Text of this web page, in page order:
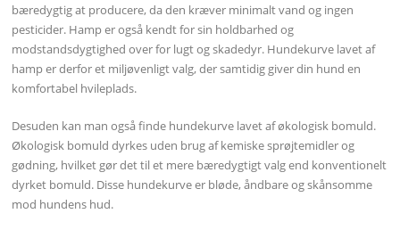
bæredygtig at producere, da den kræver minimalt vand og ingen
pesticider. Hamp er også kendt for sin holdbarhed og
modstandsdygtighed over for lugt og skadedyr. Hundekurve lavet af
hamp er derfor et miljøvenligt valg, der samtidig giver din hund en
komfortabel hvileplads.
Desuden kan man også finde hundekurve lavet af økologisk bomuld.
Økologisk bomuld dyrkes uden brug af kemiske sprøjtemidler og
gødning, hvilket gør det til et mere bæredygtigt valg end konventionelt
dyrket bomuld. Disse hundekurve er bløde, åndbare og skånsomme
mod hundens hud.